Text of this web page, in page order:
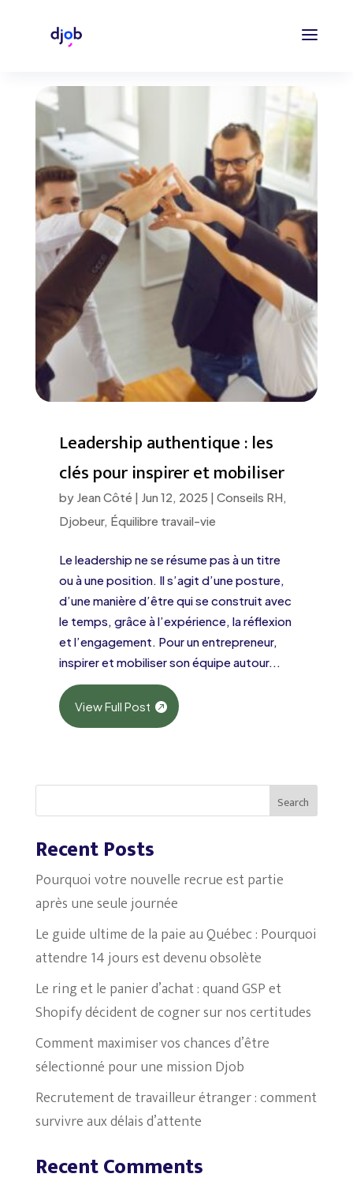
Leadership authentique : les
clés pour inspirer et mobiliser
by Jean Côté | Jun 12, 2025 | Conseils RH,
Djobeur, Équilibre travail-vie
Le leadership ne se résume pas à un titre
ou à une position. Il s’agit d’une posture,
d’une manière d’être qui se construit avec
le temps, grâce à l’expérience, la réflexion
et l’engagement. Pour un entrepreneur,
inspirer et mobiliser son équipe autour...
View Full Post
Search
Recent Posts
Pourquoi votre nouvelle recrue est partie
après une seule journée
Le guide ultime de la paie au Québec : Pourquoi
attendre 14 jours est devenu obsolète
Le ring et le panier d’achat : quand GSP et
Shopify décident de cogner sur nos certitudes
Comment maximiser vos chances d’être
sélectionné pour une mission Djob
Recrutement de travailleur étranger : comment
survivre aux délais d’attente
Recent Comments